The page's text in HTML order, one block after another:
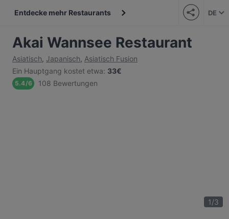
Entdecke mehr Restaurants DE
Akai Wannsee Restaurant
Asiatisch, Japanisch, Asiatisch Fusion
Ein Hauptgang kostet etwa: 33€
5.4/6 108 Bewertungen
1/3